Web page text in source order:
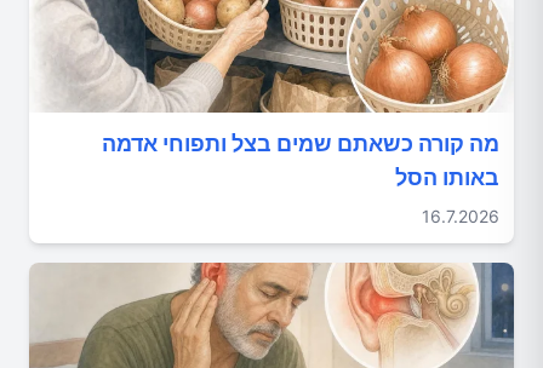
מה קורה כשאתם שמים בצל ותפוחי אדמה
באותו הסל
16.7.2026